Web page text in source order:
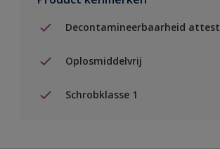
Decontamineerbaarheid attest
Oplosmiddelvrij
Schrobklasse 1